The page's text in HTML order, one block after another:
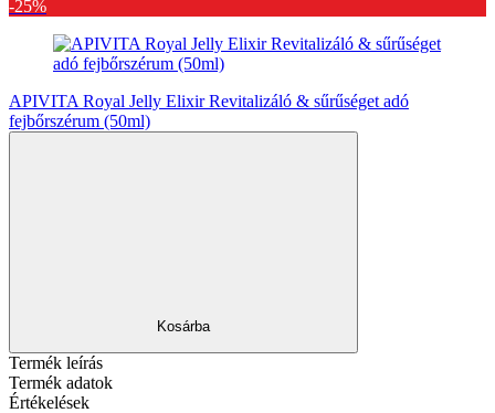
-25%
APIVITA Royal Jelly Elixir Revitalizáló & sűrűséget adó
fejbőrszérum (50ml)
Kosárba
Termék leírás
Termék adatok
Értékelések